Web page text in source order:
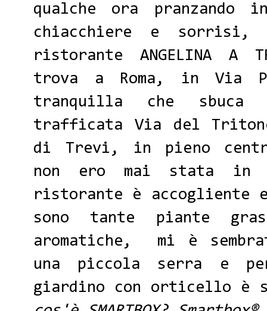
qualche ora pranzando
chiacchiere e
ristorante ANGELINA A
trova a Roma, inVia
tranquilla che
trafficata Via del
di Trevi, in pieno
non ero mai stata in
ristorante è accogliente
sono tante piante
aromatiche, mi è
una piccola serra e
giardino con orticello è